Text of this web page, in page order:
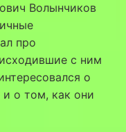
Волынчиков
про
с ним
о
о том, как они